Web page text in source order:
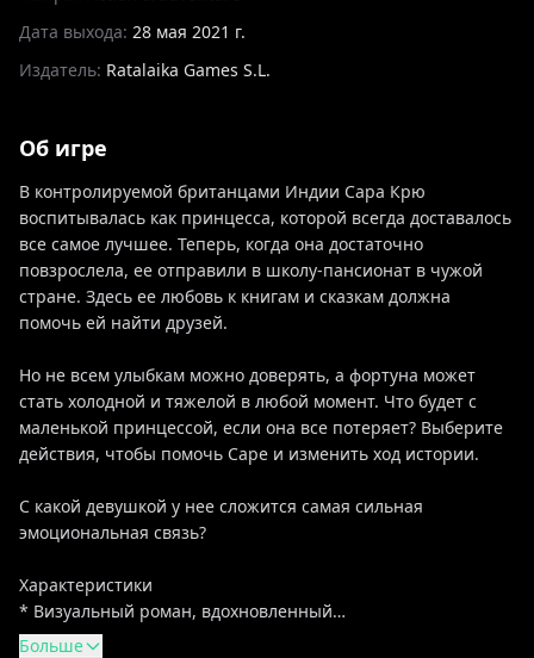
Дата выхода: 28 мая 2021 г.
Издатель: Ratalaika Games S.L.
Об игре
В контролируемой британцами Индии Сара Крю
воспитывалась как принцесса, которой всегда доставалось
все самое лучшее. Теперь, когда она достаточно
повзрослела, ее отправили в школу-пансионат в чужой
стране. Здесь ее любовь к книгам и сказкам должна
помочь ей найти друзей.
Но не всем улыбкам можно доверять, а фортуна может
стать холодной и тяжелой в любой момент. Что будет с
маленькой принцессой, если она все потеряет? Выберите
действия, чтобы помочь Саре и изменить ход истории.
С какой девушкой у нее сложится самая сильная
эмоциональная связь?
Характеристики
* Визуальный роман, вдохновленный…
Больше